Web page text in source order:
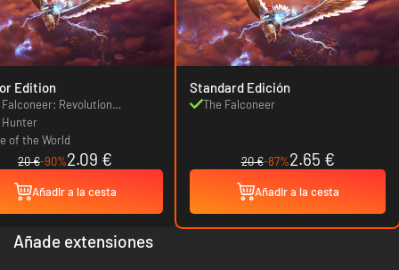
Edition
Falconeer: Revolution
Hunter
of the World
20 €-90%2.09 €
Añadir a la cesta
Standard Edición
The Falconeer
20 €-87%2.65 €
Añadir a la cesta
Añade extensiones